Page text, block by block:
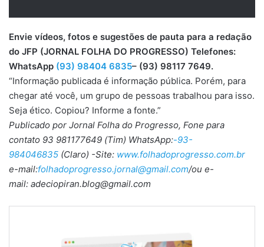
Envie vídeos, fotos e sugestões de pauta para a redação
do JFP (JORNAL FOLHA DO PROGRESSO) Telefones:
WhatsApp (93) 98404 6835– (93) 98117 7649.
“Informação publicada é informação pública. Porém, para
chegar até você, um grupo de pessoas trabalhou para isso.
Seja ético. Copiou? Informe a fonte.”
Publicado por Jornal Folha do Progresso, Fone para
contato 93 981177649 (Tim) WhatsApp:-93-
984046835 (Claro) -Site: www.folhadoprogresso.com.br
e-mail:folhadoprogresso.jornal@gmail.com/ou e-
mail: adeciopiran.blog@gmail.com